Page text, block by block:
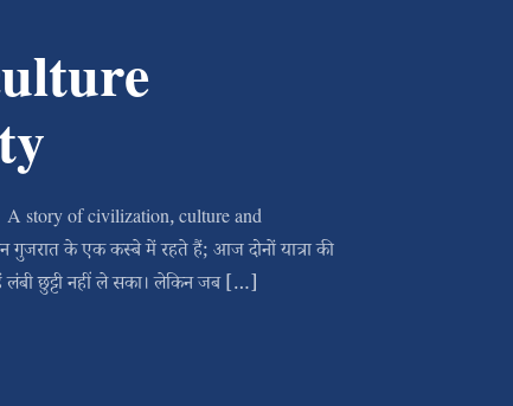
story of civilization, culture and
गुजरात के एक कस्बे में रहते हैं; आज दोनों यात्रा की
लंबी छुट्टी नहीं ले सका। लेकिन जब […]